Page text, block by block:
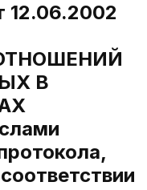
12.06.2002
В